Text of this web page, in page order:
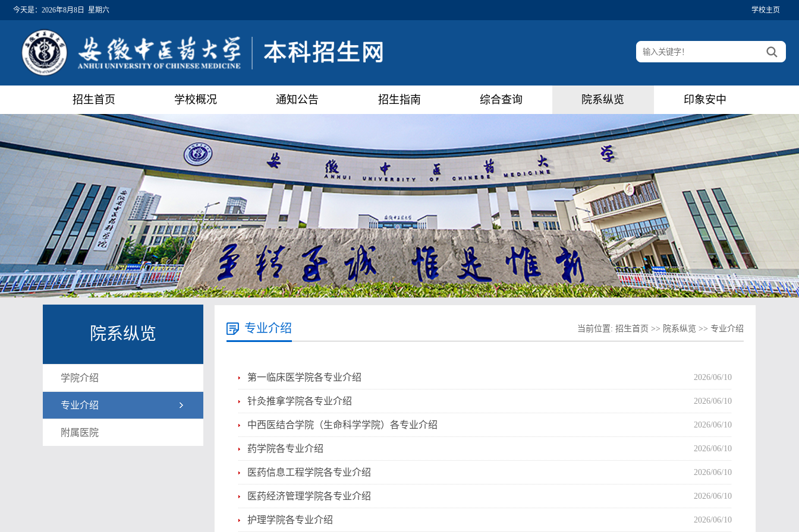
今天是： 2026年8月8日 星期六 学校主页
招生首页 学校概况 通知公告 招生指南 综合查询 院系纵览 印象安中
院系纵览
学院介绍
专业介绍
附属医院
专业介绍 当前位置: 招生首页 >> 院系纵览 >> 专业介绍
第一临床医学院各专业介绍 2026/06/10
针灸推拿学院各专业介绍 2026/06/10
中西医结合学院（生命科学学院）各专业介绍 2026/06/10
药学院各专业介绍 2026/06/10
医药信息工程学院各专业介绍 2026/06/10
医药经济管理学院各专业介绍 2026/06/10
护理学院各专业介绍 2026/06/10